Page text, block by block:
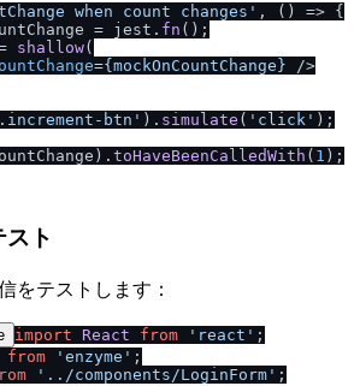
when count changes' , () => {
= jest. fn ();
shallow(
={mockOnCountChange} />
btn' ). simulate ( 'click' );
toHaveBeenCalledWith ( 1 );
ト
をテストします：
import React from 'react'
from 'enzyme'
'.. /components/LoginForm' ;